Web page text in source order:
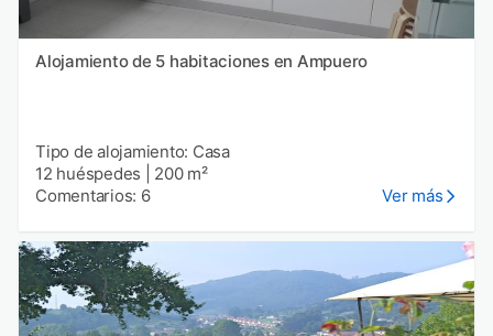
Alojamiento de 5 habitaciones en Ampuero
Tipo de alojamiento: Casa
12 huéspedes
200 m²
Comentarios: 6
Ver más